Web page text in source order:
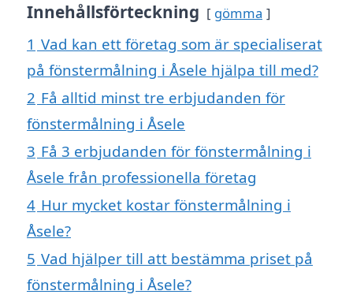
Innehållsförteckning gömma
1 Vad kan ett företag som är specialiserat
på fönstermålning i Åsele hjälpa till med?
2 Få alltid minst tre erbjudanden för
fönstermålning i Åsele
3 Få 3 erbjudanden för fönstermålning i
Åsele från professionella företag
4 Hur mycket kostar fönstermålning i
Åsele?
5 Vad hjälper till att bestämma priset på
fönstermålning i Åsele?